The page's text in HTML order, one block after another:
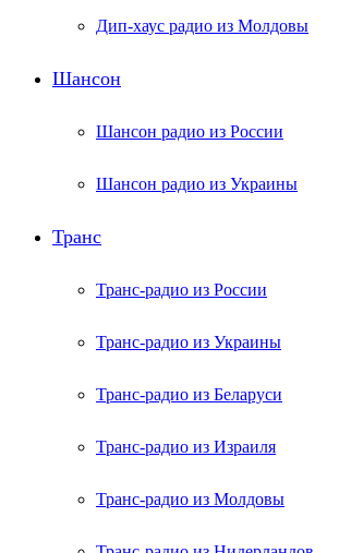
Дип-хаус радио из Молдовы
Шансон
Шансон радио из России
Шансон радио из Украины
Транс
Транс-радио из России
Транс-радио из Украины
Транс-радио из Беларуси
Транс-радио из Израиля
Транс-радио из Молдовы